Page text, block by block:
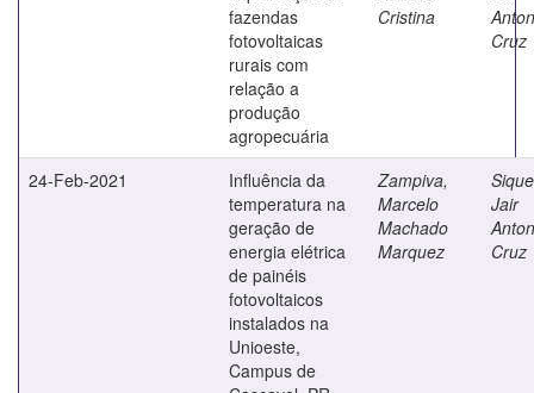
fazendas
fotovoltaicas
rurais com
relação a
produção
agropecuária
Cristina
Cruz
24-Feb-2021
Influência da
temperatura na
geração de
energia elétrica
de painéis
fotovoltaicos
instalados na
Unioeste,
Campus de
Zampiva,
Marcelo
Machado
Marquez
Jair
Cruz